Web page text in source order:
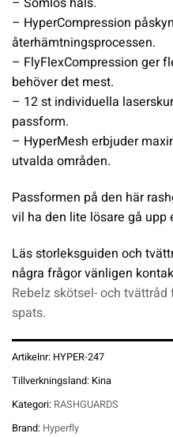
– HyperCompression
återhämtningsprocessen.
– FlyFlexCompression ger
behöver det mest.
– 12 st individuella
passform.
– HyperMesh erbjuder
utvalda områden.
Passformen på den här
vil ha den lite lösare gå upp
Läs storleksguiden och
några frågor vänligen
Rebelz skötsel- och
spats.
Artikelnr: HYPER-247
Tillverkningsland: Kina
Kategori: RASHGUARDS
Brand: Hyperfly